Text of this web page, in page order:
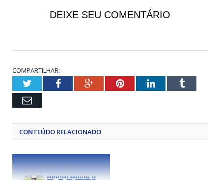
DEIXE SEU COMENTÁRIO
COMPARTILHAR:
TwitterFacebookGoogle+PinterestLinkedInTumblr
Email
CONTEÚDO RELACIONADO